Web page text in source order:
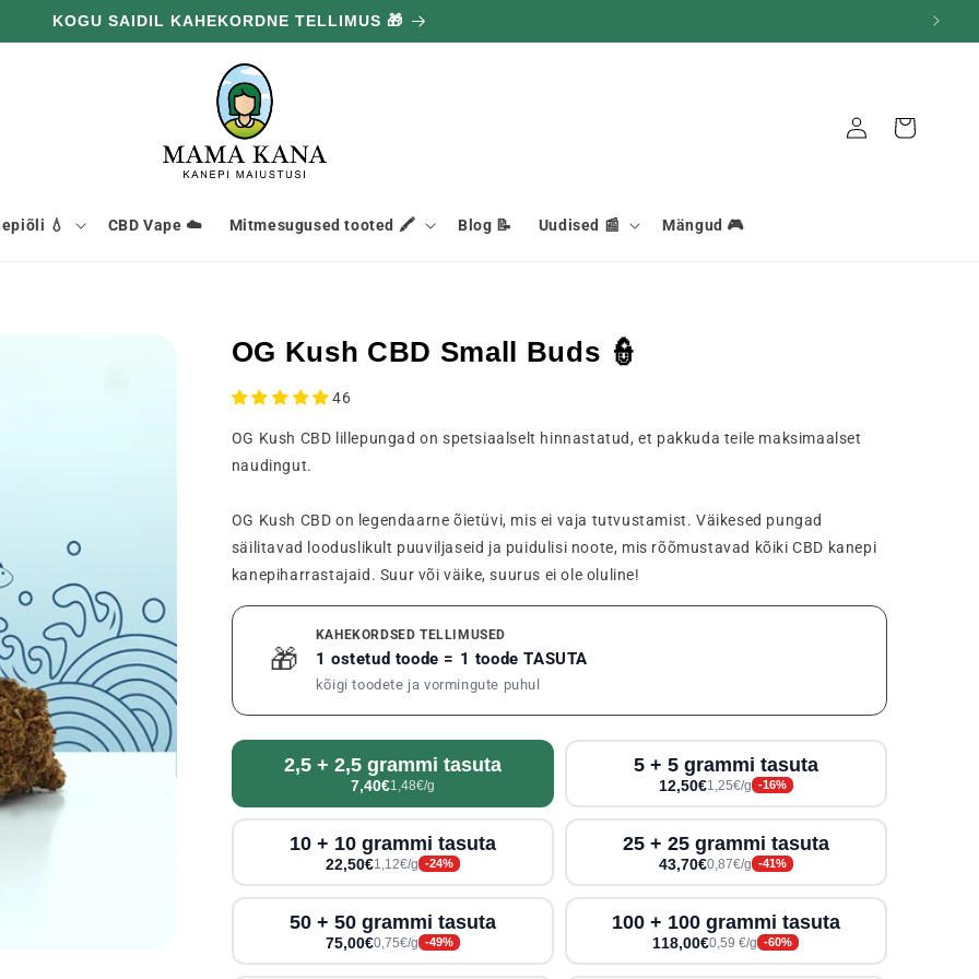
KOGU SAIDIL KAHEKORDNE TELLIMUS 🎁
💧 CBD Vape ☁️ Mitmesugused tooted 🖍️ Blog 📝 Uudised 📰 Mängud 🎮
Ühendus Korv
OG Kush CBD Small Buds 👮
46
OG Kush CBD lillepungad on spetsiaalselt hinnastatud, et pakkuda teile maksimaalset
naudingut.
OG Kush CBD on legendaarne õietüvi, mis ei vaja tutvustamist. Väikesed pungad
säilitavad looduslikult puuviljaseid ja puidulisi noote, mis rõõmustavad kõiki CBD kanepi
kanepiharrastajaid. Suur või väike, suurus ei ole oluline!
🎁
KAHEKORDSED TELLIMUSED
1 ostetud toode = 1 toode TASUTA
kõigi toodete ja vormingute puhul
2,5 + 2,5 grammi tasuta
7,40€1,48€/g
5 + 5 grammi tasuta
12,50€1,25€/g -16%
10 + 10 grammi tasuta
22,50€1,12€/g -24%
25 + 25 grammi tasuta
43,70€0,87€/g -41%
50 + 50 grammi tasuta
75,00€0,75€/g -49%
100 + 100 grammi tasuta
118,00€0,59 €/g -60%